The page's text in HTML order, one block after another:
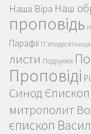
Наша Віра Наш
проповідь
Парафії П'ятидесятниця
листи Подружжя
Проповіді
Синод
митрополит
єпископ